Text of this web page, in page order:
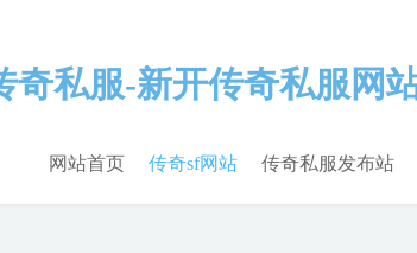
网站首页 传奇sf网站 传奇私服发布站